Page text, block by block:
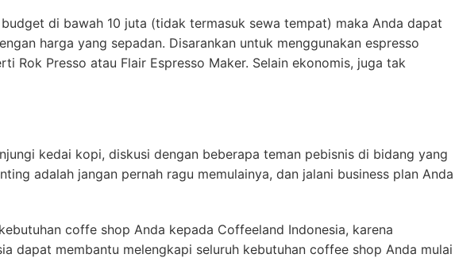
di bawah 10 juta (tidak termasuk sewa tempat) maka Anda dapat
harga yang sepadan. Disarankan untuk menggunakan espresso
Rok Presso atau Flair Espresso Maker. Selain ekonomis, juga tak
kedai kopi, diskusi dengan beberapa teman pebisnis di bidang yang
adalah jangan pernah ragu memulainya, dan jalani business plan Anda
coffe shop Anda kepada Coffeeland Indonesia, karena
dapat membantu melengkapi seluruh kebutuhan coffee shop Anda mulai